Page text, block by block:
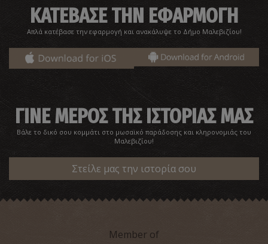
Δρυς ή Ντρυγιάς του Μανταλένη
ΚΑΤΕΒΑΣΕ ΤΗΝ ΕΦΑΡΜΟΓΗ
Απλά κατέβασε την εφαρμογή και ανακάλυψε το Δήμο Μαλεβιζίου!
ΓΙΝΕ ΜΕΡΟΣ ΤΗΣ ΙΣΤΟΡΙΑΣ ΜΑΣ
Βάλε το δικό σου κομμάτι στο μωσαϊκό παράδοσης και κληρονομιάς του
Μαλεβιζίου!
Στείλε μας την ιστορία σου
Member of